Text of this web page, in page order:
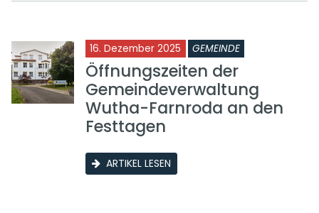
16. Dezember 2025 GEMEINDE
Öffnungszeiten der
Gemeindeverwaltung
Wutha-Farnroda an den
Festtagen
ARTIKEL LESEN